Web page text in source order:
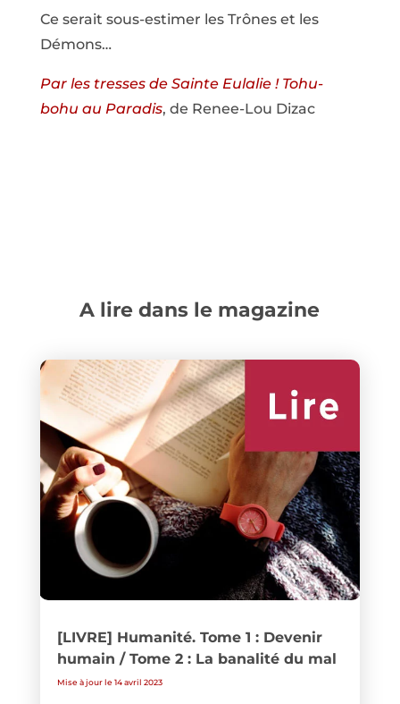
Ce serait sous-estimer les Trônes et les
Démons…
Par les tresses de Sainte Eulalie ! Tohu-
bohu au Paradis, de Renee-Lou Dizac
A lire dans le magazine
[LIVRE] Humanité. Tome 1 : Devenir
humain / Tome 2 : La banalité du mal
Mise à jour le 14 avril 2023